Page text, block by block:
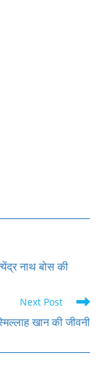
नाथ बोस की
Next Post
खान की जीवनी